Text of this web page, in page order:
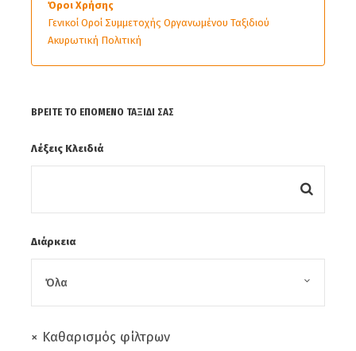
Όροι Χρήσης
Γενικοί Οροί Συμμετοχής Οργανωμένου Ταξιδιού
Ακυρωτική Πολιτική
ΒΡΕΊΤΕ ΤΟ ΕΠΌΜΕΝΟ ΤΑΞΊΔΙ ΣΑΣ
Λέξεις Κλειδιά
Διάρκεια
× Καθαρισμός φίλτρων